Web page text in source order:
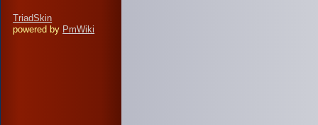
TriadSkin
powered by PmWiki